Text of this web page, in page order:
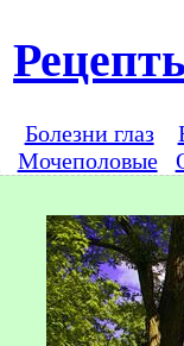
Болезни глаз
Мочеполовые